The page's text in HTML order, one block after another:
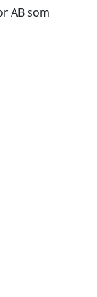
AB som